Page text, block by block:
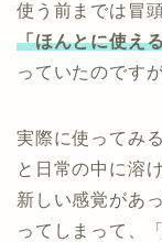
使う前までは冒
「ほんとに使え
っていたのですが
実際に使ってみ
と日常の中に溶
新しい感覚があっ
ってしまって、